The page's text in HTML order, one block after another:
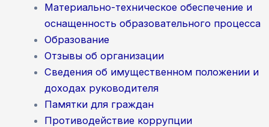
Материально-техническое обеспечение и
оснащенность образовательного процесса
Образование
Отзывы об организации
Сведения об имущественном положении и
доходах руководителя
Памятки для граждан
Противодействие коррупции